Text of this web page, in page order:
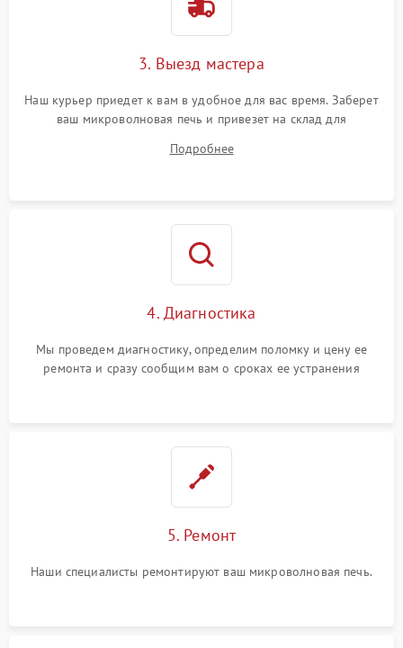
3. Выезд мастера
Наш курьер приедет к вам в удобное для вас время. Заберет
ваш микроволновая печь и привезет на склад для
Подробнее
4. Диагностика
Мы проведем диагностику, определим поломку и цену ее
ремонта и сразу сообщим вам о сроках ее устранения
5. Ремонт
Наши специалисты ремонтируют ваш микроволновая печь.